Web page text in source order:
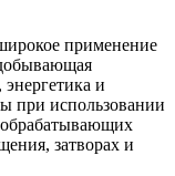
применение
и
при использовании
обрабатывающих
затворах и